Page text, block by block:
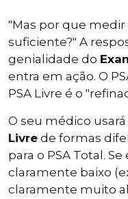
"Mas por que medir
suficiente?" A
genialidade do
entra em ação. O
PSA Livre é o
O seu médico usará
Livre de formas
para o PSA Total.
claramente baixo
claramente muito